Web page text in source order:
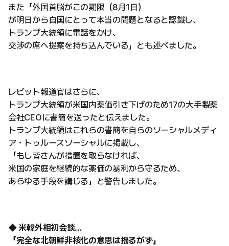
また「外国首脳がこの期限（8月1日）
が明日から自国にとって本当の問題となると認識し、
トランプ大統領に電話をかけ、
交渉の席へ提案を持ち込んでいる」とも述べました。
レビット報道官はさらに、
トランプ大統領が米国内薬価引き下げのため17の大手製薬
会社CEOに書簡を送ったと伝えました。
トランプ大統領はこれらの書簡を自らのソーシャルメディ
ア・トゥルースソーシャルに掲載し、
「もし皆さんが措置を取らなければ、
米国の家庭を継続的な薬価の暴利から守るため、
あらゆる手段を講じる」と警告しました。
◆ 米韓外相初会談…
「完全な北朝鮮非核化の意思は揺るがず」